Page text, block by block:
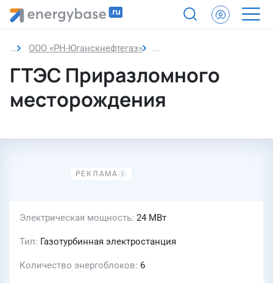
ООО «РН-Юганскнефтегаз» ГТЭС Приразломного
ГТЭС Приразломного
месторождения
Электрическая мощность 24 МВт
Тип Газотурбинная электростанция
Количество энергоблоков 6